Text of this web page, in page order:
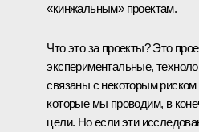
«кинжальным» проектам.
Что это за проекты? Это
экспериментальные,
связаны с некоторым риском
которые мы проводим, в
цели. Но если эти